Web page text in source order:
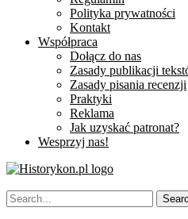
Polityka prywatności
Kontakt
Współpraca
Dołącz do nas
Zasady publikacji
Zasady pisania recenzji
Praktyki
Reklama
Jak uzyskać patronat?
Wesprzyj nas!